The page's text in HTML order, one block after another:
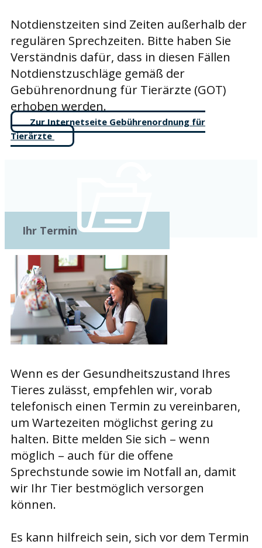
Notdienstzeiten sind Zeiten außerhalb der
regulären Sprechzeiten. Bitte haben Sie
Verständnis dafür, dass in diesen Fällen
Notdienstzuschläge gemäß der
Gebührenordnung für Tierärzte (GOT)
erhoben werden.
Zur Internetseite Gebührenordnung für
Tierärzte
Ihr Termin
Wenn es der Gesundheitszustand Ihres
Tieres zulässt, empfehlen wir, vorab
telefonisch einen Termin zu vereinbaren,
um Wartezeiten möglichst gering zu
halten. Bitte melden Sie sich – wenn
möglich – auch für die offene
Sprechstunde sowie im Notfall an, damit
wir Ihr Tier bestmöglich versorgen
können.
Es kann hilfreich sein, sich vor dem Termin